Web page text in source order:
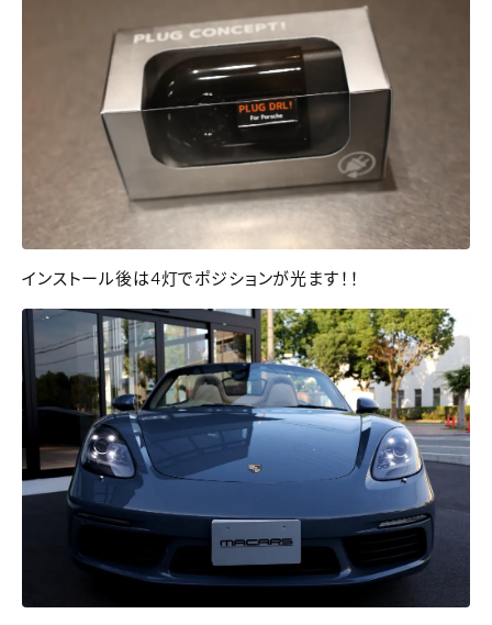
インストール後は4灯でポジションが光ます！！